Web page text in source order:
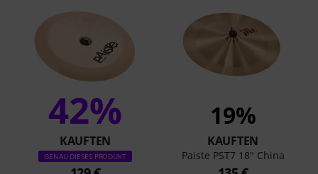
42%
KAUFTEN
GENAU DIESES PRODUKT
19%
KAUFTEN
Paiste PST7 18" China